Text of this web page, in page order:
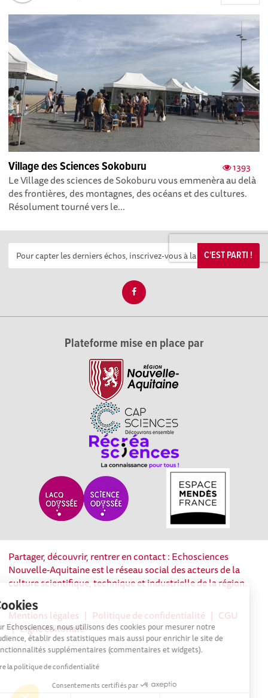
Cookies
Sur Echosciences, nous utilisons des cookies pour mesurer notre
audience, établir des statistiques mais aussi pour enrichir le site de
fonctionnalités supplémentaires (commentaires et widgets).
Lire la politique de confidentialité
Consentements certifiés par
1393
Village des Sciences Sokoburu
Le Village des sciences de Sokoburu vous emmenèra au delà
des frontières, des montagnes, des océans et des cultures.
Résolument tourné vers le...
C'EST PARTI !
Plateforme mise en place par
Partager, découvrir, rentrer en contact : Echosciences
Nouvelle-Aquitaine est le réseau social des acteurs de la
culture scientifique, technique et industrielle de la région.
Mentions légales | Politique de confidentialité | CGU
|Ligne éditoriale